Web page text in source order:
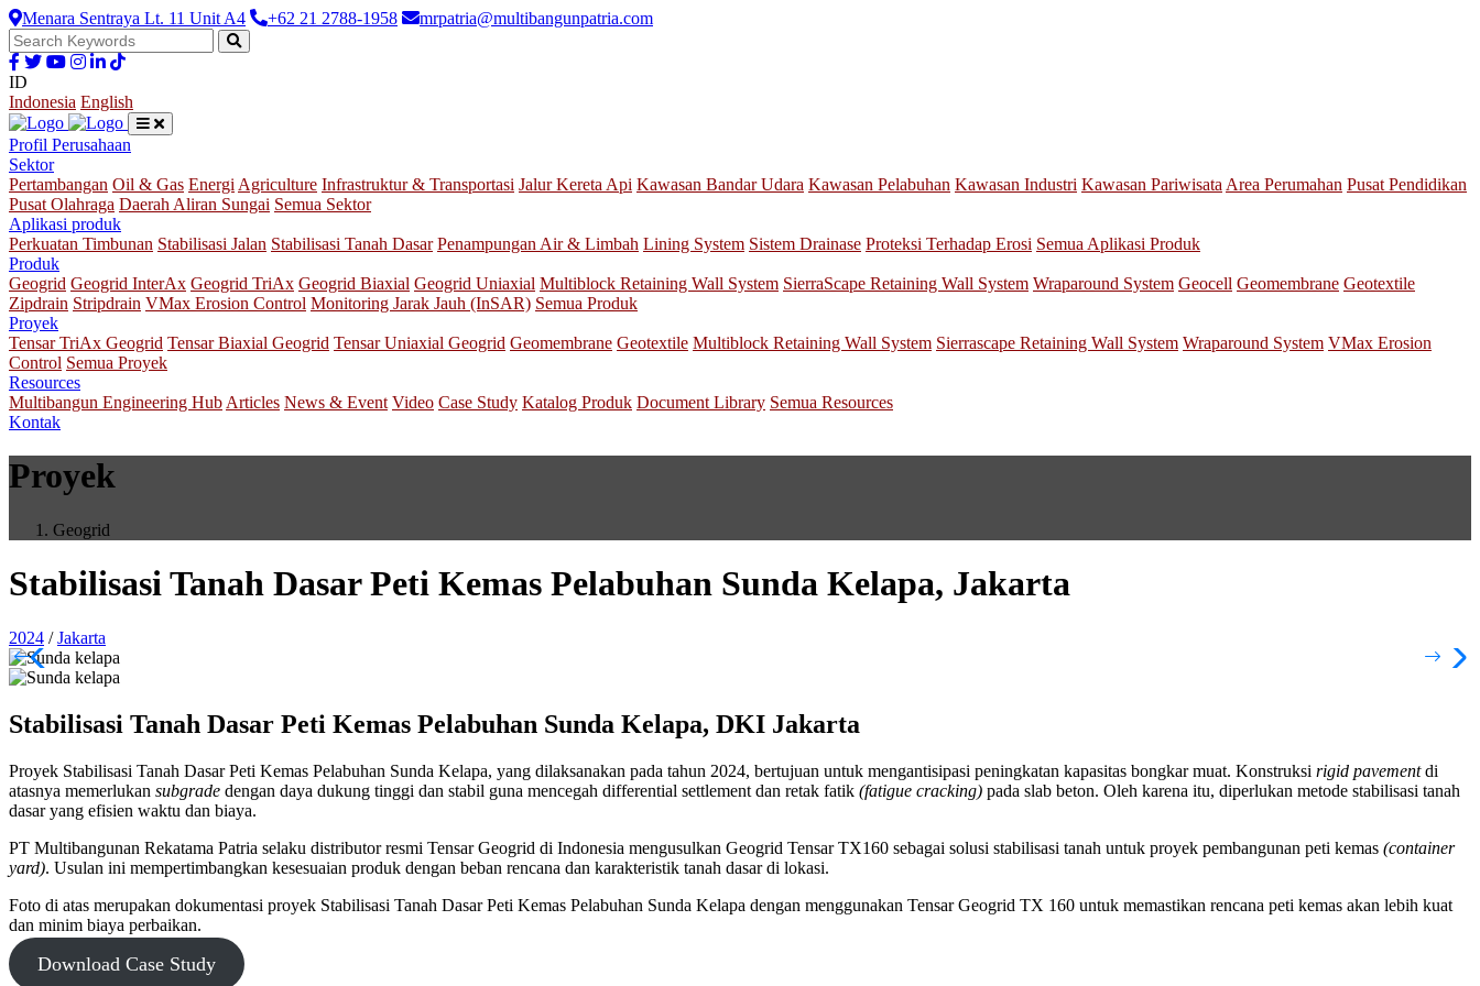
Menara Sentraya Lt. 11 Unit A4 +62 21 2788-1958 mrpatria@multibangunpatria.com
ID
Indonesia English
Profil Perusahaan
Sektor
Pertambangan Oil & Gas Energi Agriculture Infrastruktur & Transportasi Jalur Kereta Api Kawasan Bandar Udara Kawasan Pelabuhan Kawasan Industri Kawasan Pariwisata Area Perumahan Pusat Pendidikan
Pusat Olahraga Daerah Aliran Sungai Semua Sektor
Aplikasi produk
Perkuatan Timbunan Stabilisasi Jalan Stabilisasi Tanah Dasar Penampungan Air & Limbah Lining System Sistem Drainase Proteksi Terhadap Erosi Semua Aplikasi Produk
Produk
Geogrid Geogrid InterAx Geogrid TriAx Geogrid Biaxial Geogrid Uniaxial Multiblock Retaining Wall System SierraScape Retaining Wall System Wraparound System Geocell Geomembrane Geotextile
Zipdrain Stripdrain VMax Erosion Control Monitoring Jarak Jauh (InSAR) Semua Produk
Proyek
Tensar TriAx Geogrid Tensar Biaxial Geogrid Tensar Uniaxial Geogrid Geomembrane Geotextile Multiblock Retaining Wall System Sierrascape Retaining Wall System Wraparound System VMax Erosion
Control Semua Proyek
Resources
Multibangun Engineering Hub Articles News & Event Video Case Study Katalog Produk Document Library Semua Resources
Kontak
Proyek
Geogrid
Stabilisasi Tanah Dasar Peti Kemas Pelabuhan Sunda Kelapa, Jakarta
2024 /Jakarta
Stabilisasi Tanah Dasar Peti Kemas Pelabuhan Sunda Kelapa, DKI Jakarta
Proyek Stabilisasi Tanah Dasar Peti Kemas Pelabuhan Sunda Kelapa, yang dilaksanakan pada tahun 2024, bertujuan untuk mengantisipasi peningkatan kapasitas bongkar muat. Konstruksi rigid pavementdi
atasnya memerlukan subgrade dengan daya dukung tinggi dan stabil guna mencegah differential settlement dan retak fatik (fatigue cracking) pada slab beton. Oleh karena itu, diperlukan metode stabilisasi tanah
dasar yang efisien waktu dan biaya.
PT Multibangunan Rekatama Patria selaku distributor resmi Tensar Geogrid di Indonesia mengusulkan Geogrid Tensar TX160 sebagai solusi stabilisasi tanah untuk proyek pembangunan peti kemas (container
yard). Usulan ini mempertimbangkan kesesuaian produk dengan beban rencana dan karakteristik tanah dasar di lokasi.
Foto di atas merupakan dokumentasi proyek Stabilisasi Tanah Dasar Peti Kemas Pelabuhan Sunda Kelapa dengan menggunakan Tensar Geogrid TX 160 untuk memastikan rencana peti kemas akan lebih kuat
dan minim biaya perbaikan.
Download Case Study